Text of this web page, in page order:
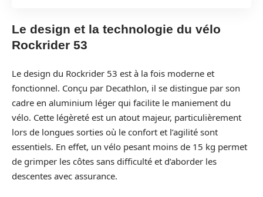
Le design et la technologie du vélo
Rockrider 53
Le design du Rockrider 53 est à la fois moderne et
fonctionnel. Conçu par Decathlon, il se distingue par son
cadre en aluminium léger qui facilite le maniement du
vélo. Cette légèreté est un atout majeur, particulièrement
lors de longues sorties où le confort et l’agilité sont
essentiels. En effet, un vélo pesant moins de 15 kg permet
de grimper les côtes sans difficulté et d’aborder les
descentes avec assurance.